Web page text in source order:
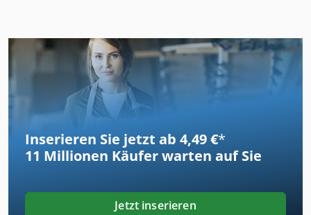
Inserieren Sie jetzt ab 4,49 €*
11 Millionen Käufer warten auf Sie
Jetzt inserieren